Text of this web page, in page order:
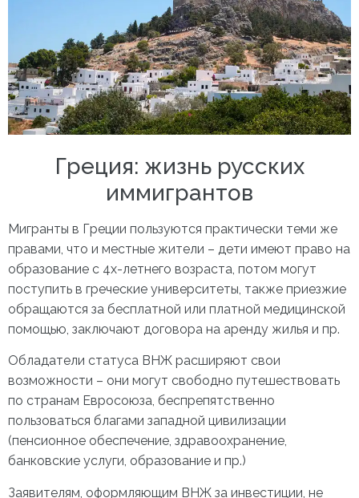
Греция: жизнь русских
иммигрантов
Мигранты в Греции пользуются практически теми же
правами, что и местные жители – дети имеют право на
образование с 4х-летнего возраста, потом могут
поступить в греческие университеты, также приезжие
обращаются за бесплатной или платной медицинской
помощью, заключают договора на аренду жилья и пр.
Обладатели статуса ВНЖ расширяют свои
возможности – они могут свободно путешествовать
по странам Евросоюза, беспрепятственно
пользоваться благами западной цивилизации
(пенсионное обеспечение, здравоохранение,
банковские услуги, образование и пр.)
Заявителям, оформляющим ВНЖ за инвестиции, не